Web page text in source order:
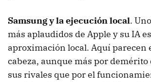
Samsung y la ejecución local.
más aplaudidos de Apple y su IA
aproximación local. Aquí parecen
cabeza, aunque más por demérito
sus rivales que por el